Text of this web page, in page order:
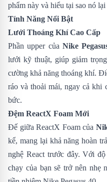
phẩm này và hiểu tại sao nó
Tính Năng Nổi Bật
Lưới Thoáng Khí Cao Cấp
Phần upper củaNike
lưới kỹ thuật, giúp giảm
cường khả năng thoáng khí.
ráo và thoải mái, ngay cả khi
bức.
Đệm ReactX Foam Mới
Đế giữa ReactX Foam của
kể, mang lại khả năng hoàn
nghệ React trước đây. Với
chạy của bạn sẽ trở nên nhẹ